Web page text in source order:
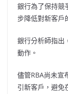
銀行為了保持競
步降低對新客戶
銀行分析師指出
動作。
儘管RBA尚未宣
引新客戶，避免